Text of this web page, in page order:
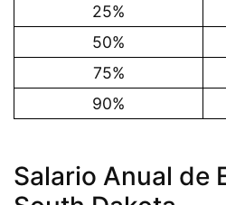
25%
50%
75%
90%
Salario Anual de